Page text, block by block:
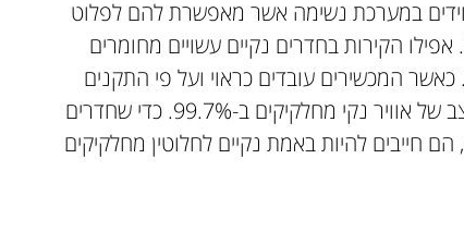
במערכת נשימה אשר מאפשרת להם לפלוט
הקירות בחדרים נקיים עשויים מחומרים
כאשר המכשירים עובדים כראוי ועל פי התקנים
המחמירים ביותר, ניתן להגיע למצב של אוויר נקי מחלקיקים ב-99.7%. כדי שחדרים
הם חייבים להיות באמת נקיים לחלוטין מחלקיקים